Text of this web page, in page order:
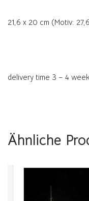
21,6 x 20 cm (Motiv:
delivery time 3 – 4
Ähnliche